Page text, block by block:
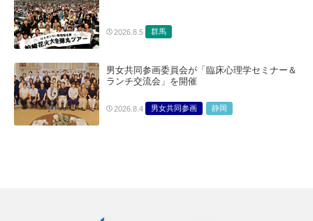
2026.8.5 群馬
男女共同参画委員会が「臨床心理学セミナー＆
ランチ交流会」を開催
2026.8.4 男女共同参画 静岡